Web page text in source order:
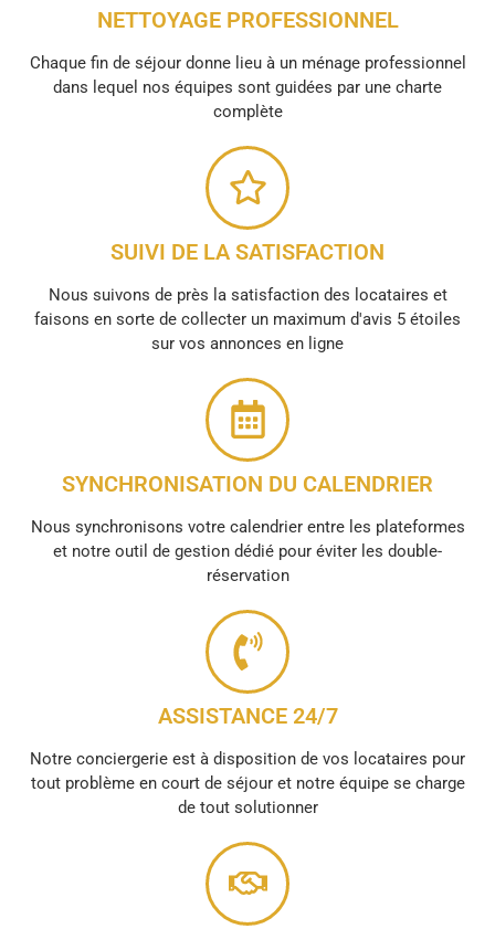
NETTOYAGE PROFESSIONNEL
Chaque fin de séjour donne lieu à un ménage professionnel
dans lequel nos équipes sont guidées par une charte
complète
SUIVI DE LA SATISFACTION
Nous suivons de près la satisfaction des locataires et
faisons en sorte de collecter un maximum d'avis 5 étoiles
sur vos annonces en ligne
SYNCHRONISATION DU CALENDRIER
Nous synchronisons votre calendrier entre les plateformes
et notre outil de gestion dédié pour éviter les double-
réservation
ASSISTANCE 24/7
Notre conciergerie est à disposition de vos locataires pour
tout problème en court de séjour et notre équipe se charge
de tout solutionner